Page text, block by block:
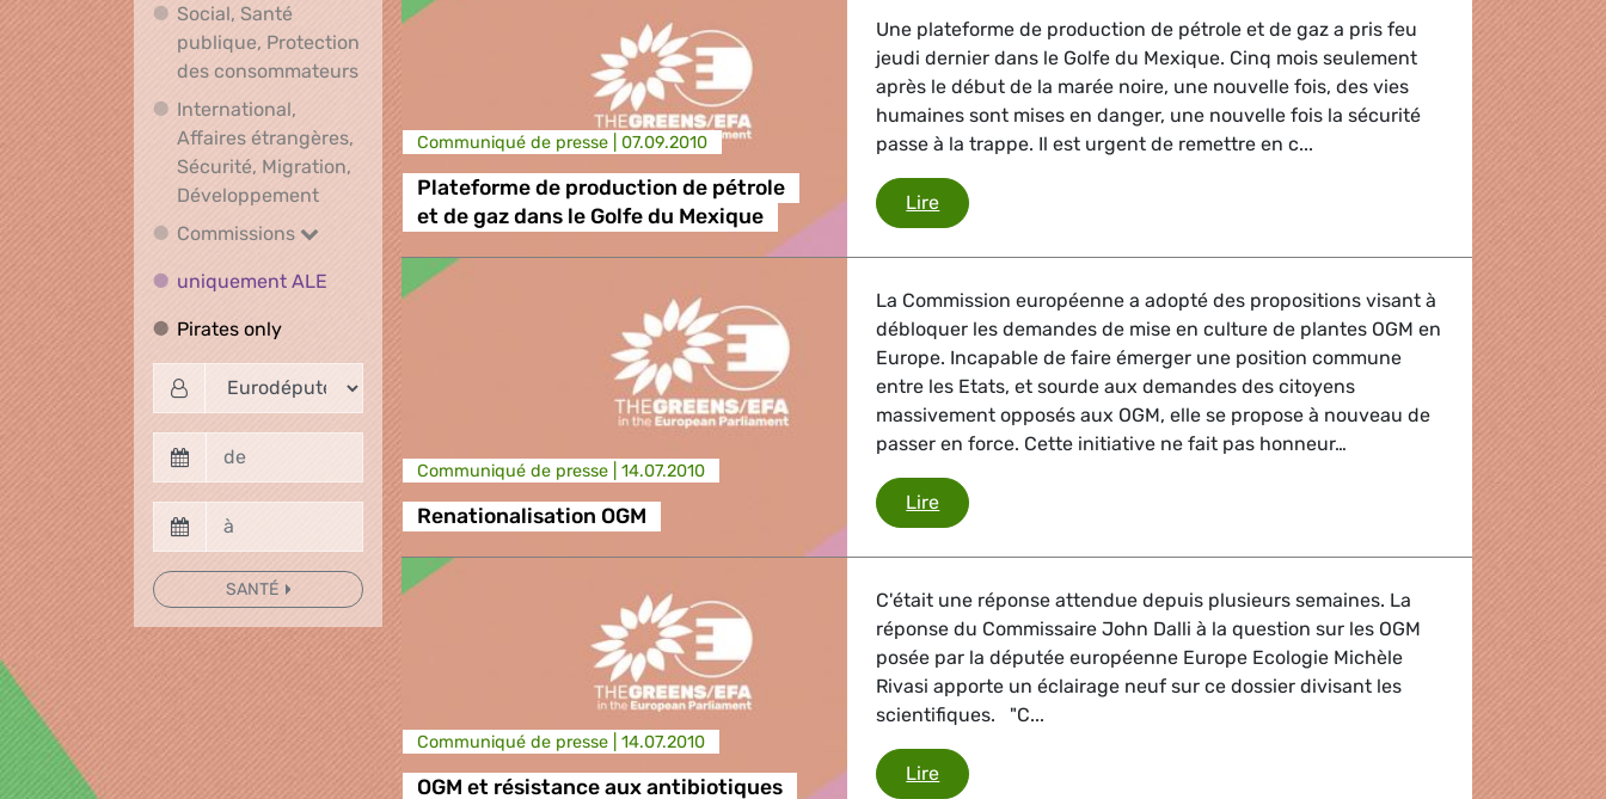
Social, Santé
publique, Protection
des consommateursSocial, Santé publique, Protection des consommateurs
International,
Affaires étrangères,
Sécurité, Migration,
DéveloppementInternational, Affaires étrangères, Sécurité, Migration, Développement
Commissions
Commissions
uniquement ALE uniquement ALE
Pirates onlyPirates only
SANTÉ
Communiqué de presse | 07.09.2010
Plateforme de production de pétrole
et de gaz dans le Golfe du Mexique
Une plateforme de production de pétrole et de gaz a pris feu
jeudi dernier dans le Golfe du Mexique. Cinq mois seulement
après le début de la marée noire, une nouvelle fois, des vies
humaines sont mises en danger, une nouvelle fois la sécurité
passe à la trappe. Il est urgent de remettre en c...
LirePlateforme de production de pétrole et de gaz dans le Golfe du Mexique
Communiqué de presse | 14.07.2010
Renationalisation OGM
La Commission européenne a adopté des propositions visant à
débloquer les demandes de mise en culture de plantes OGM en
Europe. Incapable de faire émerger une position commune
entre les Etats, et sourde aux demandes des citoyens
massivement opposés aux OGM, elle se propose à nouveau de
passer en force. Cette initiative ne fait pas honneur…
LireRenationalisation OGM
Communiqué de presse | 14.07.2010
OGM et résistance aux antibiotiques
C'était une réponse attendue depuis plusieurs semaines. La
réponse du Commissaire John Dalli à la question sur les OGM
posée par la députée européenne Europe Ecologie Michèle
Rivasi apporte un éclairage neuf sur ce dossier divisant les
scientifiques. "C...
LireOGM et résistance aux antibiotiques